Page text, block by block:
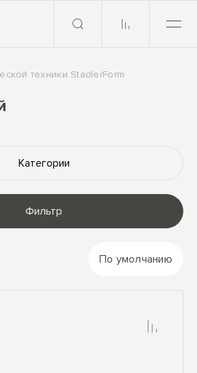
техники StadlerForm
Категории
Фильтр
По умолчанию